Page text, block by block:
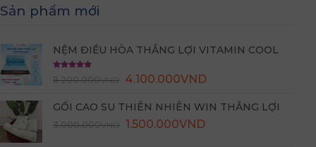
Sản phẩm mới
NỆM ĐIỀU HÒA THẮNG LỢI VITAMIN COOL
hạng5.00
8.200.000VND 4.100.000VND
GỐI CAO SU THIÊN NHIÊN WIN THẮNG LỢI
3.000.000VND Giá
1.500.000VNDGiá